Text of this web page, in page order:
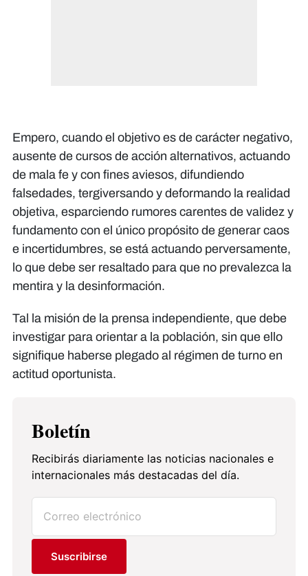
Empero, cuando el objetivo es de carácter negativo,
ausente de cursos de acción alternativos, actuando
de mala fe y con fines aviesos, difundiendo
falsedades, tergiversando y deformando la realidad
objetiva, esparciendo rumores carentes de validez y
fundamento con el único propósito de generar caos
e incertidumbres, se está actuando perversamente,
lo que debe ser resaltado para que no prevalezca la
mentira y la desinformación.
Tal la misión de la prensa independiente, que debe
investigar para orientar a la población, sin que ello
signifique haberse plegado al régimen de turno en
actitud oportunista.
Boletín
Recibirás diariamente las noticias nacionales e
internacionales más destacadas del día.
Suscribirse